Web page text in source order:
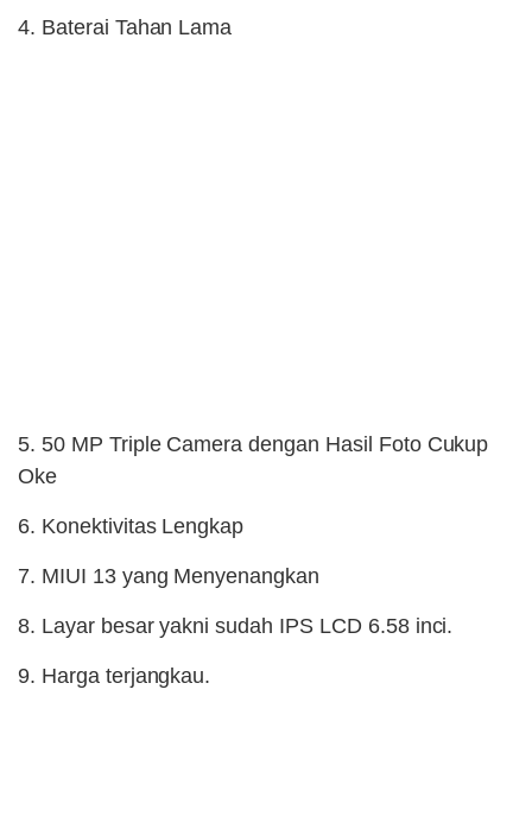
4. Baterai Tahan Lama
5. 50 MP Triple Camera dengan Hasil Foto Cukup
Oke
6. Konektivitas Lengkap
7. MIUI 13 yang Menyenangkan
8. Layar besar yakni sudah IPS LCD 6.58 inci.
9. Harga terjangkau.